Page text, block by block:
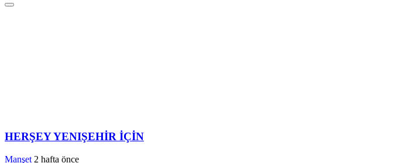
HERŞEY YENIŞEHİR İÇİN
Manşet 2 hafta önce